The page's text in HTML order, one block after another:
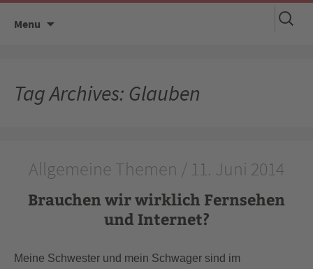
Menu
Suchen
nach:
Tag Archives: Glauben
Allgemeine Themen / 11. Juni 2014
Brauchen wir wirklich Fernsehen
und Internet?
Meine Schwester und mein Schwager sind im